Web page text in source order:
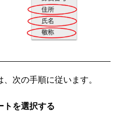
次の手順に従います。
トを選択する